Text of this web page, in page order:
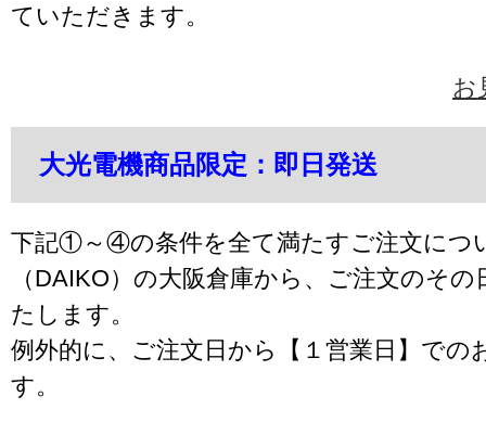
ていただきます。
お
大光電機商品限定：即日発送
下記①～④の条件を全て満たすご注文につ
（DAIKO）の大阪倉庫から、ご注文のそ
たします。
例外的に、ご注文日から【１営業日】での
す。